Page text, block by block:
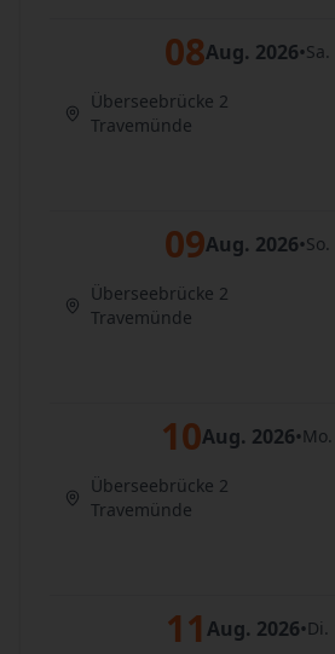
08Aug. 2026•
Überseebrücke 2
Travemünde
09Aug. 2026•
Überseebrücke 2
Travemünde
10Aug. 2026•
Überseebrücke 2
Travemünde
11 Aug. 2026•Di.